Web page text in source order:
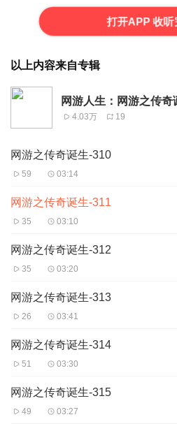
打开APP 收听
以上内容来自专辑
网游人生：网游之传奇
4.03万 19
网游之传奇诞生-310
59 03:14
网游之传奇诞生-311
35 03:10
网游之传奇诞生-312
35 03:20
网游之传奇诞生-313
26 03:41
网游之传奇诞生-314
51 03:30
网游之传奇诞生-315
49 03:27